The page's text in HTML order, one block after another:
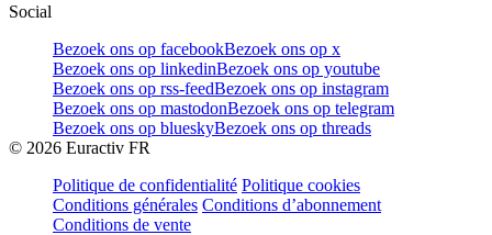
Social
Bezoek ons op facebookBezoek ons op x
Bezoek ons op linkedinBezoek ons op youtube
Bezoek ons op rss-feedBezoek ons op instagram
Bezoek ons op mastodonBezoek ons op telegram
Bezoek ons op blueskyBezoek ons op threads
© 2026 Euractiv FR
Politique de confidentialité Politique cookies
Conditions générales Conditions d’abonnement
Conditions de vente